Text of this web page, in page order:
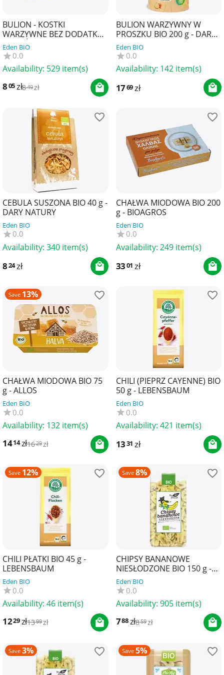
BULION - KOSTKI
WARZYWNE BEZ DODATKU
CUKRÓW O NISKIEJ
ZAWARTOŚCI SOLI BIO (8 x
8,5 g) 6...
Eden BIO
0.0
Availability: 529 item(s)
805zł849zł
BULION WARZYWNY W
PROSZKU BIO 200 g - DARY
NATURY
Eden BIO
0.0
Availability: 142 item(s)
1769zł
CEBULA SUSZONA BIO 40 g -
DARY NATURY
Eden BIO
0.0
Availability: 340 item(s)
824zł
CHAŁWA MIODOWA BIO 200
g - BIOAGROS
Eden BIO
0.0
Availability: 249 item(s)
3301 zł
Save 13%
CHAŁWA MIODOWA BIO 75
g - ALLOS
Eden BIO
0.0
Availability: 132 item(s)
1414zł1629 zł
CHILI (PIEPRZ CAYENNE) BIO
50 g - LEBENSBAUM
Eden BIO
0.0
Availability: 421 item(s)
1331 zł
Save 12%
CHILI PŁATKI BIO 45 g -
LEBENSBAUM
Eden BIO
0.0
Availability: 46 item(s)
1229zł1399zł
Save 8%
CHIPSY BANANOWE
NIESŁODZONE BIO 150 g -
BIO PLANET
Eden BIO
0.0
Availability: 905 item(s)
788zł859zł
Save 3% Save 5%